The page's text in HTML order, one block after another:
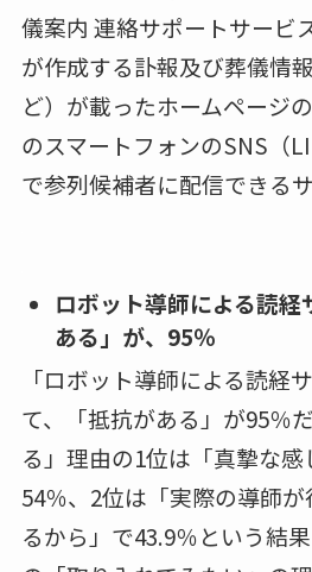
が増加し、70代では抵抗度
「抵抗がある」理由として
「人の死をお知らせする方
い印象がある」が56.5％で
伝わるか不安」の43.5％と
■ スマートフォンのSNS等
儀案内 連絡サポートサービ
が作成する訃報及び葬儀情
ど）が載ったホームページ